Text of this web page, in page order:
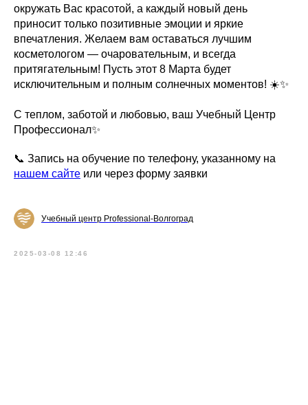
окружать Вас красотой, а каждый новый день
приносит только позитивные эмоции и яркие
впечатления. Желаем вам оставаться лучшим
косметологом — очаровательным, и всегда
притягательным! Пусть этот 8 Марта будет
исключительным и полным солнечных моментов! ☀️✨
С теплом, заботой и любовью, ваш Учебный Центр
Профессионал✨
📞 Запись на обучение по телефону, указанному на
нашем сайте или через форму заявки
Учебный центр Professional-Волгоград
2025-03-08 12:46